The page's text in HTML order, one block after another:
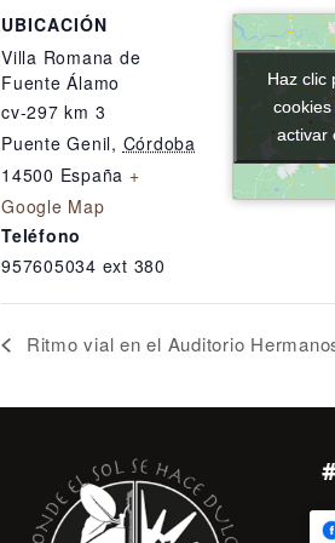
UBICACIÓN
Villa Romana de
Fuente Álamo
cv-297 km 3
Puente Genil, Córdoba
14500 España +
Google Map
Teléfono
957605034 ext 380
Haz clic
activar
Haz clic
activar
Ritmo vial en el Auditorio